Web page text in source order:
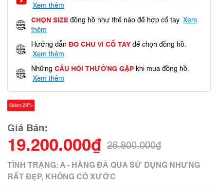
Xem thêm
CHỌN SIZE đồng hồ như thế nào để hợp cổ tay Xem
thêm
Hướng dẫn ĐO CHU VI CỔ TAY để chọn đồng hồ.
Xem thêm
Những CÂU HỎI THƯỜNG GẶP khi mua đồng hồ.
Xem thêm
Giảm 28%
Giá Bán:
19.200.000₫ 26.800.000₫
TÌNH TRẠNG: A - HÀNG ĐÃ QUA SỬ DỤNG NHƯNG
RẤT ĐẸP, KHÔNG CÓ XƯỚC